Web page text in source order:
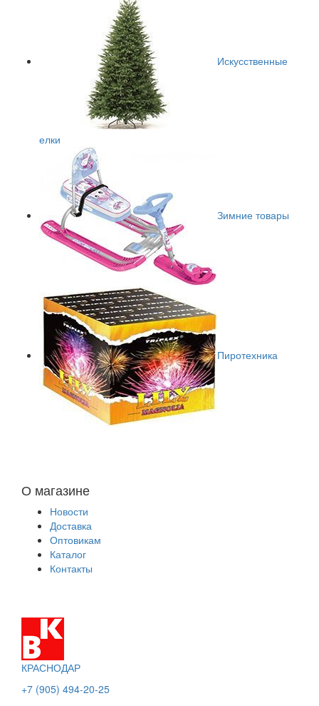
Искусственные
елки
Зимние товары
Пиротехника
О магазине
Новости
Доставка
Оптовикам
Каталог
Контакты
КРАСНОДАР
+7 (905) 494-20-25